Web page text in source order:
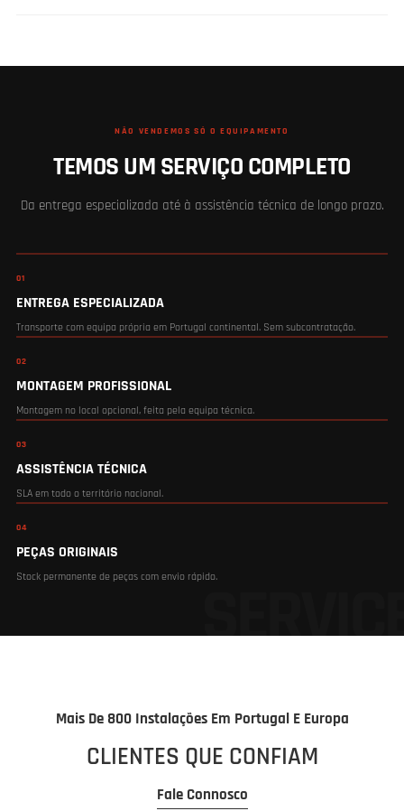
NÃO VENDEMOS SÓ O EQUIPAMENTO
TEMOS UM SERVIÇO COMPLETO
Da entrega especializada até à assistência técnica de longo prazo.
01
ENTREGA ESPECIALIZADA
Transporte com equipa própria em Portugal continental. Sem subcontratação.
02
MONTAGEM PROFISSIONAL
Montagem no local opcional, feita pela equipa técnica.
03
ASSISTÊNCIA TÉCNICA
SLA em todo o território nacional.
04
PEÇAS ORIGINAIS
Stock permanente de peças com envio rápido.
Mais De 800 Instalações Em Portugal E Europa
CLIENTES QUE CONFIAM
Fale Connosco